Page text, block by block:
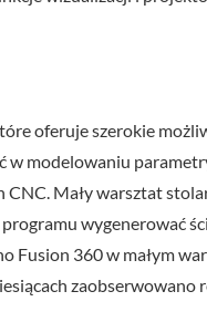
oferuje szerokie
w modelowaniu
CNC. Mały warsztat
wygenerować
Fusion 360 w małym
zaobserwowano